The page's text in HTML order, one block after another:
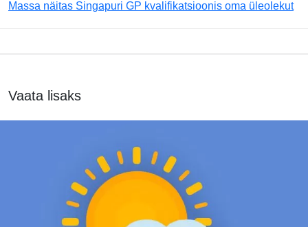
Massa näitas Singapuri GP kvalifikatsioonis oma üleolekut
Vaata lisaks